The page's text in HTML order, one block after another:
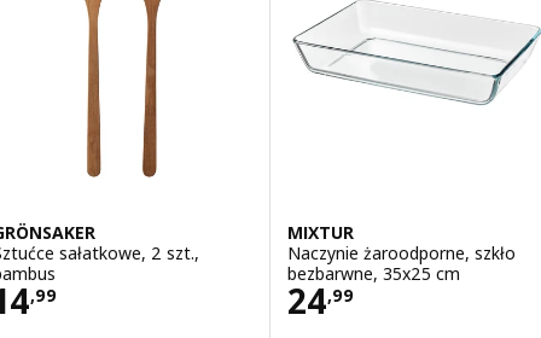
sałatkowe, 2 szt.,
,99 14,99
MIXTUR
Naczynie żaroodporne, szkło
bezbarwne, 35x25 cm
24,99
Cena 24,99